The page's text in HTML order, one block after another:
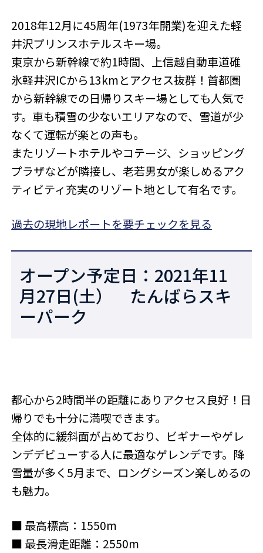
2018年12月に45周年(1973年開業)を迎えた軽
井沢プリンスホテルスキー場。
東京から新幹線で約1時間、上信越自動車道碓
氷軽井沢ICから13kmとアクセス抜群！首都圏
から新幹線での日帰りスキー場としても人気で
す。車も積雪の少ないエリアなので、雪道が少
なくて運転が楽との声も。
またリゾートホテルやコテージ、ショッピング
プラザなどが隣接し、老若男女が楽しめるアク
ティビティ充実のリゾート地として有名です。
過去の現地レポートを要チェックを見る
オープン予定日：2021年11
月27日(土） たんばらスキ
ーパーク
都心から2時間半の距離にありアクセス良好！日
帰りでも十分に満喫できます。
全体的に緩斜面が占めており、ビギナーやゲレ
ンデデビューする人に最適なゲレンデです。降
雪量が多く5月まで、ロングシーズン楽しめるの
も魅力。
■ 最高標高：1550m
■ 最長滑走距離：2550m